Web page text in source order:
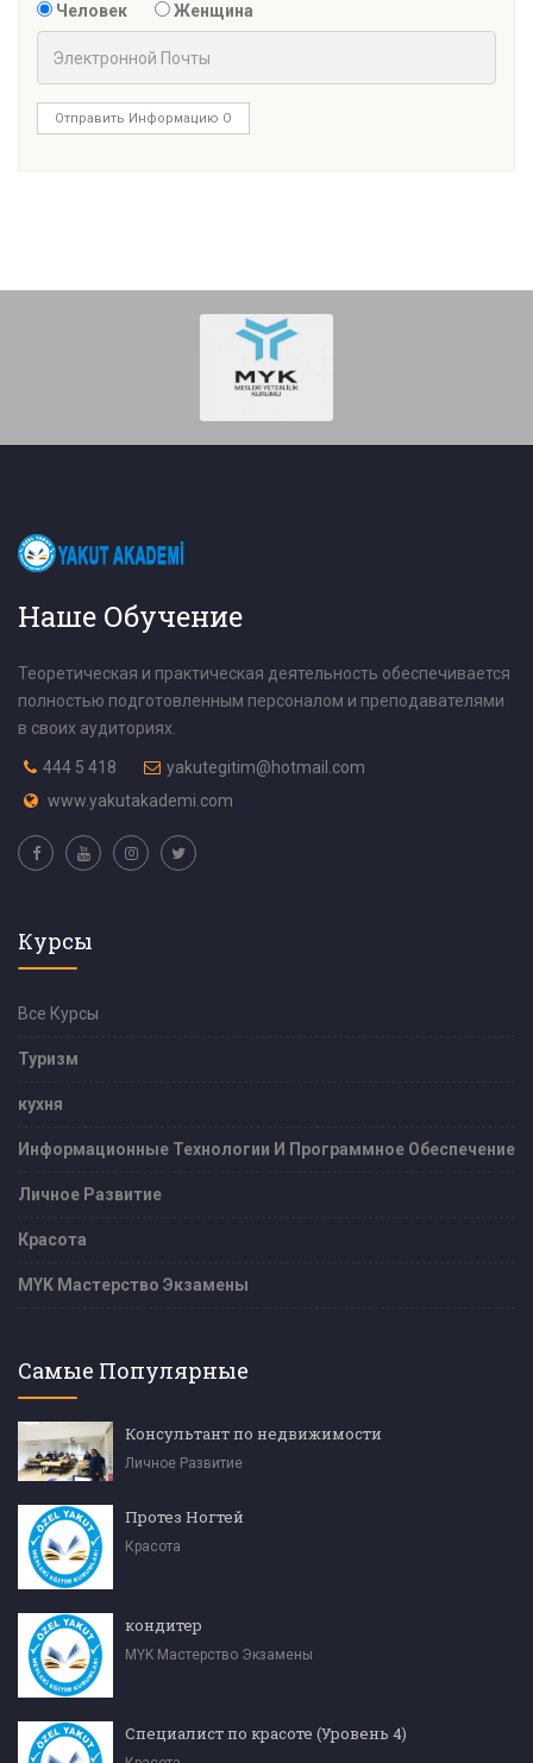
Человек Женщина
Отправить Информацию О
Наше Обучение
Теоретическая и практическая деятельность обеспечивается
полностью подготовленным персоналом и преподавателями
в своих аудиториях.
444 5 418
yakutegitim@hotmail.com
www.yakutakademi.com
Курсы
Все Курсы
Туризм
кухня
Информационные Технологии И Программное Обеспечение
Личное Развитие
Красота
MYK Мастерство Экзамены
Самые Популярные
Консультант по недвижимости
Личное Развитие
Протез Ногтей
Красота
кондитер
MYK Мастерство Экзамены
Специалист по красоте (Уровень 4)